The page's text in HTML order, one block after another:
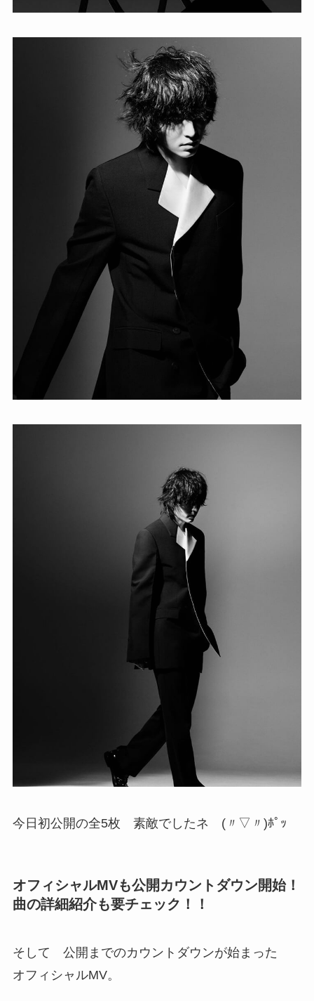
今日初公開の全5枚 素敵でしたネ (〃▽〃)ﾎﾟｯ
オフィシャルMVも公開カウントダウン開始！
曲の詳細紹介も要チェック！！
そして 公開までのカウントダウンが始まった
オフィシャルMV。